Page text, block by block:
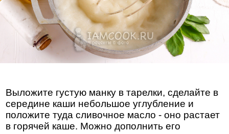
Выложите густую манку в тарелки, сделайте в
середине каши небольшое углубление и
положите туда сливочное масло - оно растает
в горячей каше. Можно дополнить его